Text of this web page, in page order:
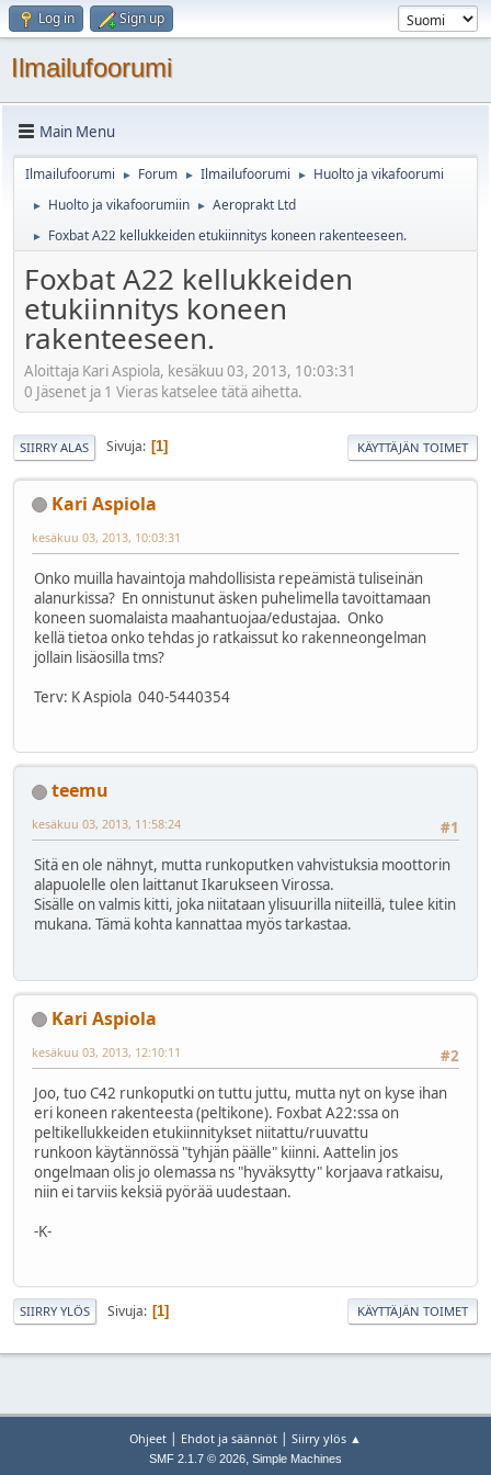
Log in Sign up
Ilmailufoorumi
Main Menu
Ilmailufoorumi ► Forum ► Ilmailufoorumi ► Huolto ja vikafoorumi
► Huolto ja vikafoorumiin ► Aeroprakt Ltd
► Foxbat A22 kellukkeiden etukiinnitys koneen rakenteeseen.
Foxbat A22 kellukkeiden
etukiinnitys koneen
rakenteeseen.
Aloittaja Kari Aspiola, kesäkuu 03, 2013, 10:03:31
0 Jäsenet ja 1 Vieras katselee tätä aihetta.
SIIRRY ALAS Sivuja 1 KÄYTTÄJÄN TOIMET
Kari Aspiola
kesäkuu 03, 2013, 10:03:31
Onko muilla havaintoja mahdollisista repeämistä tuliseinän
alanurkissa? En onnistunut äsken puhelimella tavoittamaan
koneen suomalaista maahantuojaa/edustajaa. Onko
kellä tietoa onko tehdas jo ratkaissut ko rakenneongelman
jollain lisäosilla tms?
Terv: K Aspiola 040-5440354
teemu
#1
kesäkuu 03, 2013, 11:58:24
Sitä en ole nähnyt, mutta runkoputken vahvistuksia moottorin
alapuolelle olen laittanut Ikarukseen Virossa.
Sisälle on valmis kitti, joka niitataan ylisuurilla niiteillä, tulee kitin
mukana. Tämä kohta kannattaa myös tarkastaa.
Kari Aspiola
#2
kesäkuu 03, 2013, 12:10:11
Joo, tuo C42 runkoputki on tuttu juttu, mutta nyt on kyse ihan
eri koneen rakenteesta (peltikone). Foxbat A22:ssa on
peltikellukkeiden etukiinnitykset niitattu/ruuvattu
runkoon käytännössä "tyhjän päälle" kiinni. Aattelin jos
ongelmaan olis jo olemassa ns "hyväksytty" korjaava ratkaisu,
niin ei tarviis keksiä pyörää uudestaan.
-K-
SIIRRY YLÖS Sivuja 1 KÄYTTÄJÄN TOIMET
Ohjeet | Ehdot ja säännöt | Siirry ylös ▲
SMF 2.1.7 © 2026, Simple Machines